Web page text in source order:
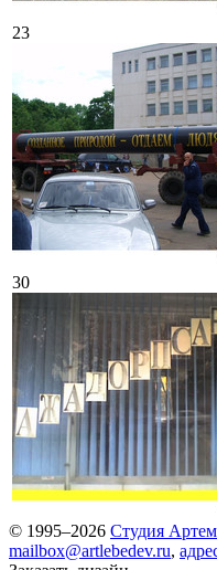
23
30
© 1995–2026 Студия
mailbox@artlebedev.ru,